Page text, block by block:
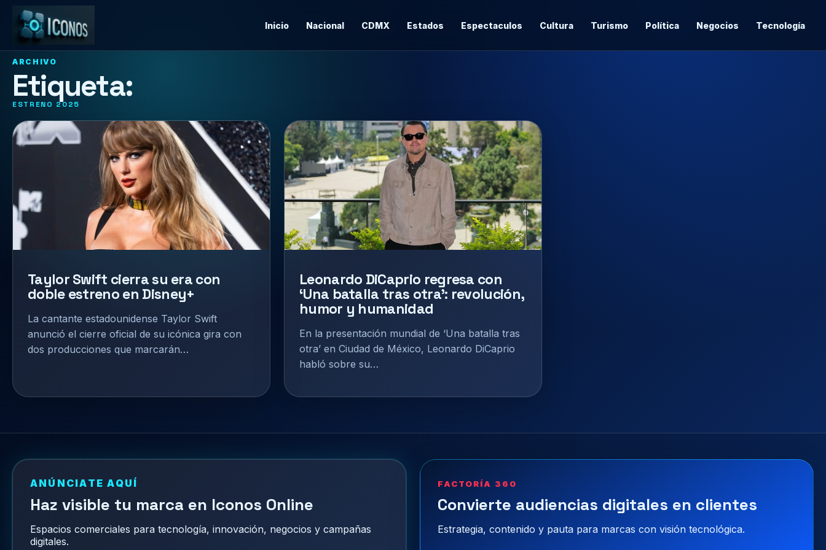
Inicio Nacional CDMX Estados Espectaculos Cultura Turismo Política Negocios Tecnología
ARCHIVO
Etiqueta:
ESTRENO 2025
Taylor Swift cierra su era con
doble estreno en Disney+
La cantante estadounidense Taylor Swift
anunció el cierre oficial de su icónica gira con
dos producciones que marcarán…
Leonardo DiCaprio regresa con
‘Una batalla tras otra’: revolución,
humor y humanidad
En la presentación mundial de ‘Una batalla tras
otra’ en Ciudad de México, Leonardo DiCaprio
habló sobre su…
ANÚNCIATE AQUÍ
Haz visible tu marca en Iconos Online
Espacios comerciales para tecnología, innovación, negocios y campañas
digitales.
FACTORÍA 360
Convierte audiencias digitales en clientes
Estrategia, contenido y pauta para marcas con visión tecnológica.